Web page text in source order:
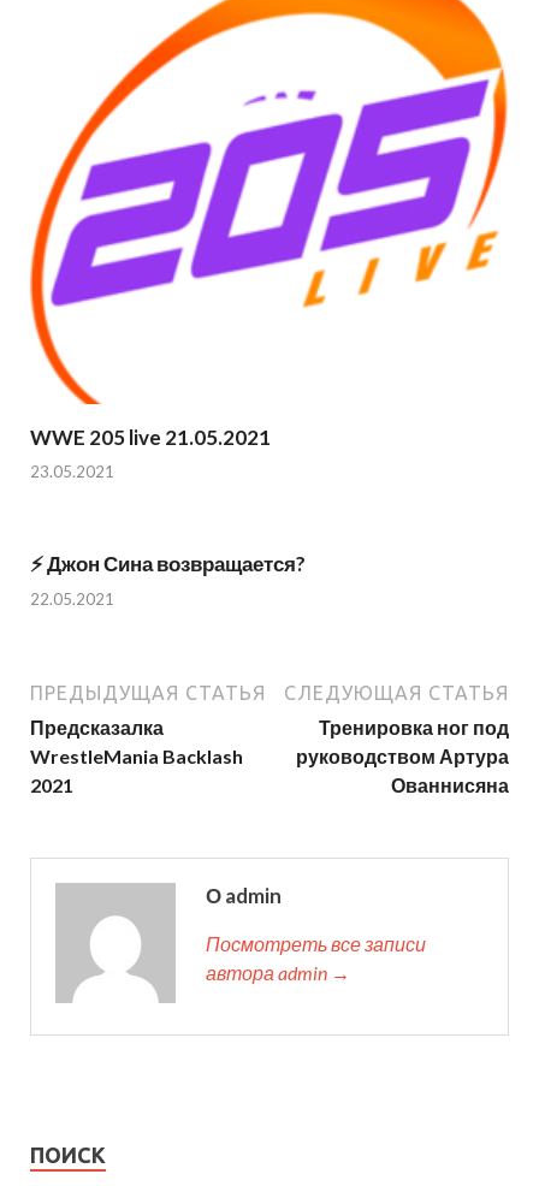
WWE 205 live 21.05.2021
23.05.2021
⚡️ Джон Сина возвращается?
22.05.2021
ПРЕДЫДУЩАЯ СТАТЬЯ
Предсказалка
WrestleMania Backlash
2021
СЛЕДУЮЩАЯ СТАТЬЯ
Тренировка ног под
руководством Артура
Ованнисяна
О admin
Посмотреть все записи
автора admin →
ПОИСК